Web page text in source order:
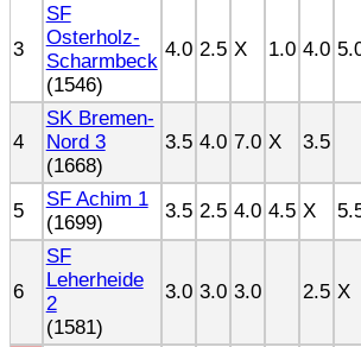
3
SF
Osterholz-
Scharmbeck
(1546)
4.0 2.5 X 1.0 4.0
4
SK Bremen-
Nord 3
(1668)
3.5 4.0 7.0 X 3.5
5
SF Achim 1
(1699)
3.5 2.5 4.0 4.5 X
6
SF
Leherheide
2
(1581)
3.0 3.0 3.0 2.5 X